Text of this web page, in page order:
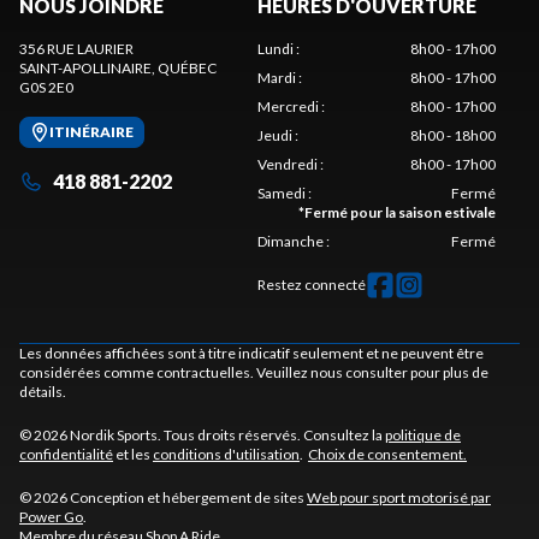
NOUS JOINDRE
356 RUE LAURIER
SAINT-APOLLINAIRE, QUÉBEC
G0S 2E0
ITINÉRAIRE
418 881-2202
HEURES D'OUVERTURE
Lundi:
8h00 - 17h00
Mardi:
8h00 - 17h00
Mercredi:
8h00 - 17h00
Jeudi:
8h00 - 18h00
Vendredi:
8h00 - 17h00
Samedi:
Fermé
*Fermé pour la saison estivale
Dimanche: Fermé
Restez connecté
Les données affichées sont à titre indicatif seulement et ne peuvent être
considérées comme contractuelles. Veuillez nous consulter pour plus de
détails.
© 2026 Nordik Sports. Tous droits réservés. Consultez la politique de
confidentialité et les conditions d'utilisation. Choix de consentement.
© 2026 Conception et hébergement de sites Web pour sport motorisé par
Power Go.